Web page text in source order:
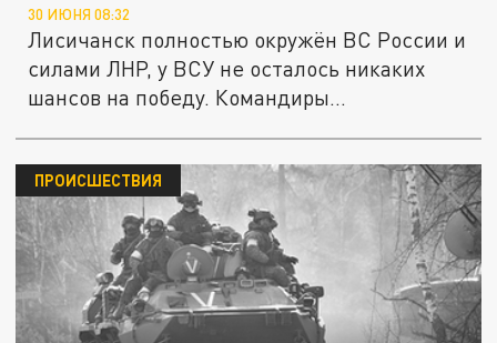
30 ИЮНЯ 08:32
Лисичанск полностью окружён ВС России и
силами ЛНР, у ВСУ не осталось никаких
шансов на победу. Командиры...
ПРОИСШЕСТВИЯ